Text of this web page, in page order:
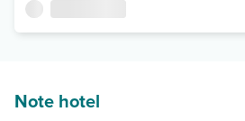
Note hotel